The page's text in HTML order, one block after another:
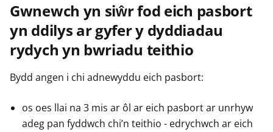
Gwnewch yn siŵr fod eich pasbort
yn ddilys ar gyfer y dyddiadau
rydych yn bwriadu teithio
Bydd angen i chi adnewyddu eich pasbort:
os oes llai na 3 mis ar ôl ar eich pasbort ar unrhyw
adeg pan fyddwch chi’n teithio - edrychwch ar eich